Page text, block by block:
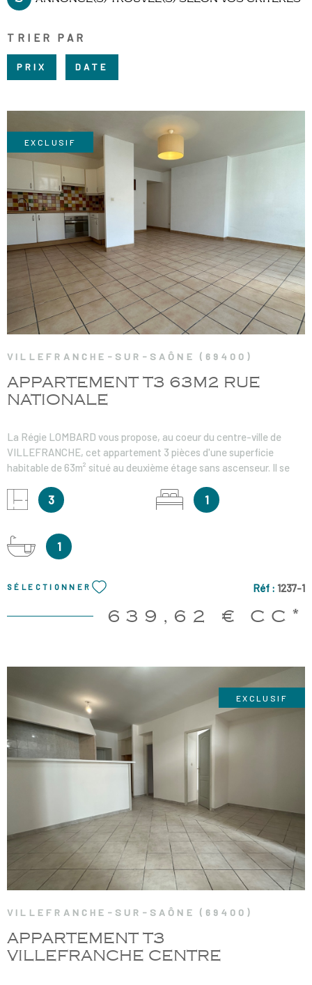
TRIER PAR
PRIX DATE
VILLEFRANCHE-SUR-SAÔNE (69400)
APPARTEMENT T3 63M2 RUE
NATIONALE
La Régie LOMBARD vous propose, au coeur du centre-ville de
VILLEFRANCHE, cet appartement 3 pièces d'une superficie
habitable de 63m² situé au deuxième étage sans ascenseur. Il se
partiellement équipée, 1 chambre, 1 bureau et une salle de bains
avec WC. Chauffage individuel électrique. Loyer charges comprises
Honoraires de visite / dossier / acte : 427.83€ Honoraires d'état des
lieux : 191.79€ Dépôt de garantie : 619.62€
3 1
1
SÉLECTIONNER Réf : 1237-1
639,62 € CC*
EXCLUSIF
VOIR LE BIEN
VILLEFRANCHE-SUR-SAÔNE (69400)
APPARTEMENT T3
VILLEFRANCHE CENTRE
EXCLUSIF
VOIR LE BIEN